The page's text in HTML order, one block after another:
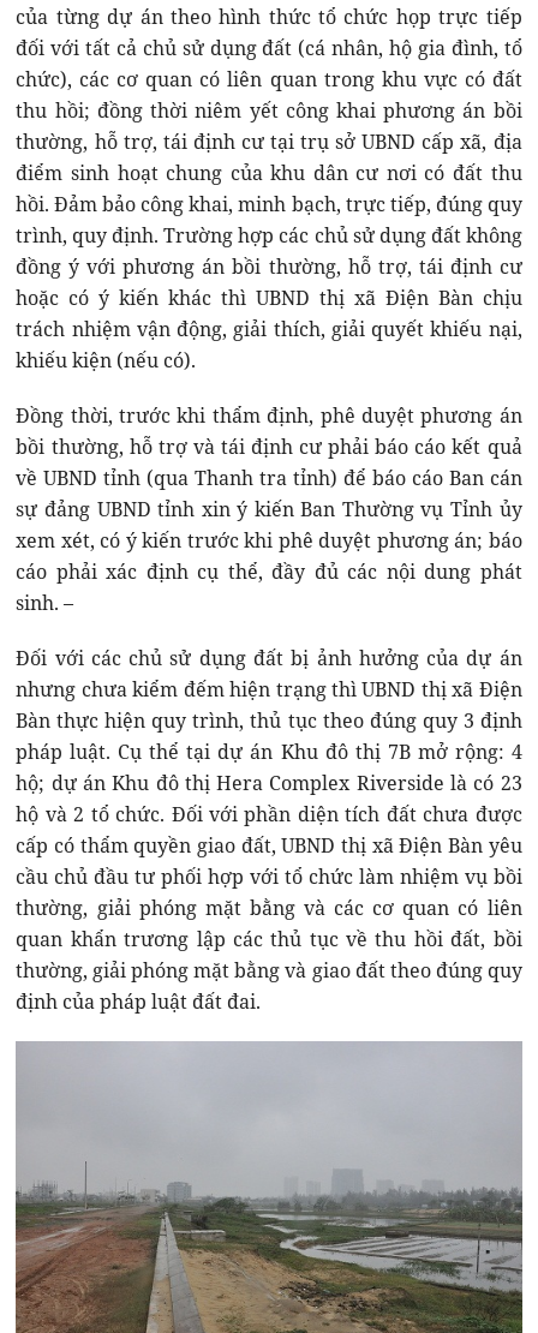
của từng dự án theo hình thức tổ chức họp trực tiếp
đối với tất cả chủ sử dụng đất (cá nhân, hộ gia đình, tổ
chức), các cơ quan có liên quan trong khu vực có đất
thu hồi; đồng thời niêm yết công khai phương án bồi
thường, hỗ trợ, tái định cư tại trụ sở UBND cấp xã, địa
điểm sinh hoạt chung của khu dân cư nơi có đất thu
hồi. Đảm bảo công khai, minh bạch, trực tiếp, đúng quy
trình, quy định. Trường hợp các chủ sử dụng đất không
đồng ý với phương án bồi thường, hỗ trợ, tái định cư
hoặc có ý kiến khác thì UBND thị xã Điện Bàn chịu
trách nhiệm vận động, giải thích, giải quyết khiếu nại,
khiếu kiện (nếu có).
Đồng thời, trước khi thẩm định, phê duyệt phương án
bồi thường, hỗ trợ và tái định cư phải báo cáo kết quả
về UBND tỉnh (qua Thanh tra tỉnh) để báo cáo Ban cán
sự đảng UBND tỉnh xin ý kiến Ban Thường vụ Tỉnh ủy
xem xét, có ý kiến trước khi phê duyệt phương án; báo
cáo phải xác định cụ thể, đầy đủ các nội dung phát
sinh. –
Đối với các chủ sử dụng đất bị ảnh hưởng của dự án
nhưng chưa kiểm đếm hiện trạng thì UBND thị xã Điện
Bàn thực hiện quy trình, thủ tục theo đúng quy 3 định
pháp luật. Cụ thể tại dự án Khu đô thị 7B mở rộng: 4
hộ; dự án Khu đô thị Hera Complex Riverside là có 23
hộ và 2 tổ chức. Đối với phần diện tích đất chưa được
cấp có thẩm quyền giao đất, UBND thị xã Điện Bàn yêu
cầu chủ đầu tư phối hợp với tổ chức làm nhiệm vụ bồi
thường, giải phóng mặt bằng và các cơ quan có liên
quan khẩn trương lập các thủ tục về thu hồi đất, bồi
thường, giải phóng mặt bằng và giao đất theo đúng quy
định của pháp luật đất đai.